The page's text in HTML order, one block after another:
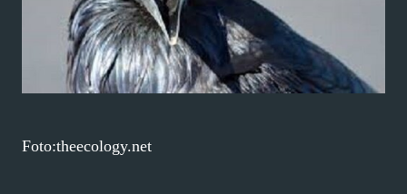
Foto:theecology.net